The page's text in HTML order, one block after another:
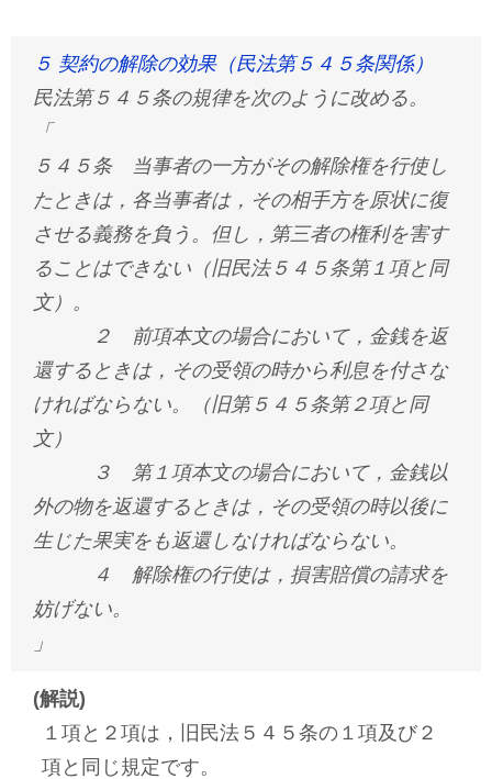
５ 契約の解除の効果（民法第５４５条関係）
民法第５４５条の規律を次のように改める。
「
５４５条 当事者の一方がその解除権を行使し
たときは，各当事者は，その相手方を原状に復
させる義務を負う。但し，第三者の権利を害す
ることはできない（旧民法５４５条第１項と同
文）。
２ 前項本文の場合において，金銭を返
還するときは，その受領の時から利息を付さな
ければならない。（旧第５４５条第２項と同
文）
３ 第１項本文の場合において，金銭以
外の物を返還するときは，その受領の時以後に
生じた果実をも返還しなければならない。
４ 解除権の行使は，損害賠償の請求を
妨げない。
」
(解説)
１項と２項は，旧民法５４５条の１項及び２
項と同じ規定です。